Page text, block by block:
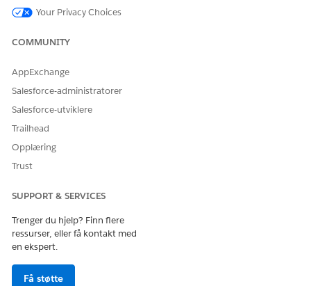
Your Privacy Choices
COMMUNITY
AppExchange
Salesforce-administratorer
Salesforce-utviklere
Trailhead
Opplæring
Trust
SUPPORT & SERVICES
Trenger du hjelp? Finn flere
ressurser, eller få kontakt med
en ekspert.
Få støtte